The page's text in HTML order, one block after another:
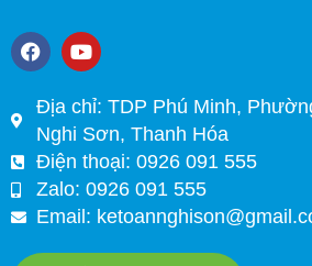
F
a
e
b
o
o
k
Y
o
t
u
b
e
Địa chỉ: TDP Phú Minh,
Nghi Sơn, Thanh Hóa
Điện thoại: 0926 091 555
Zalo: 0926 091 555
Email: